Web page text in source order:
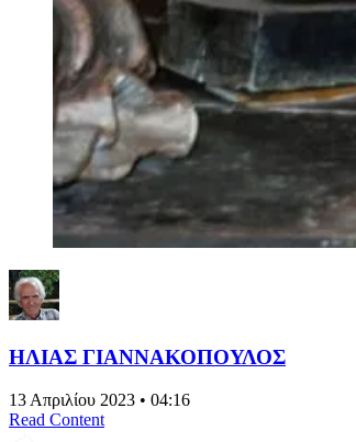
ΗΛΙΑΣ ΓΙΑΝΝΑΚΟΠΟΥΛΟΣ
13 Απριλίου 2023 • 04:16
Read Content